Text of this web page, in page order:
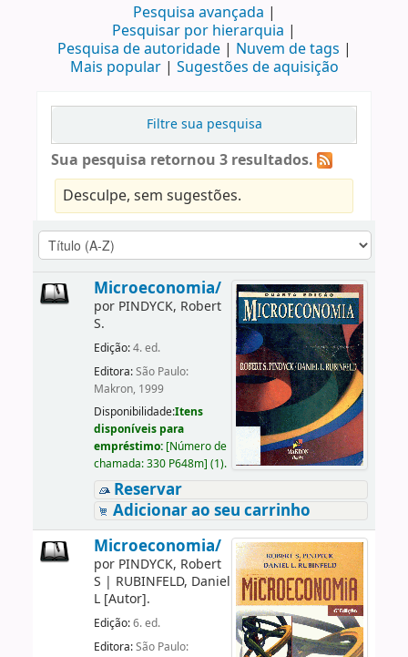
Pesquisa avançada
Pesquisar por hierarquia
Pesquisa de autoridade
Nuvem de tags
Mais popular
Sugestões de aquisição
Filtre sua pesquisa
Sua pesquisa retornou 3 resultados.
Desculpe, sem sugestões.
Microeconomia/
por PINDYCK, Robert
S.
Edição:4. ed.
Editora:São Paulo:
Makron, 1999
Disponibilidade:Itens
disponíveis para
empréstimo: [Número de
chamada:330 P648m] (1).
Reservar
Adicionar ao seu carrinho
Microeconomia/
por PINDYCK, Robert
S | RUBINFELD, Daniel
L[Autor].
Edição:6. ed.
Editora:São Paulo: